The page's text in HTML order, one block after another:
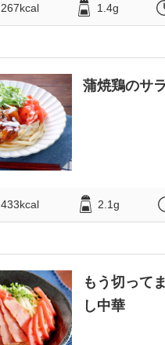
267kcal 1.4g
蒲焼鶏のサ
433kcal 2.1g
もう切って
し中華